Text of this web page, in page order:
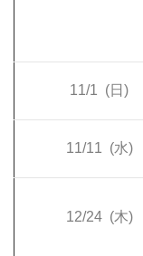
11/1 (日)
11/11 (水)
12/24 (木)